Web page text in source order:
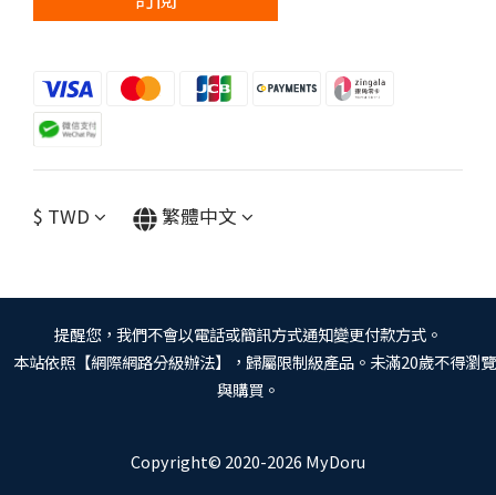
$ TWD 繁體中文
提醒您，我們不會以電話或簡訊方式通知變更付款方式。
本站依照【網際網路分級辦法】，歸屬限制級產品。未滿20歲不得瀏覽
與購買。
Copyright© 2020-2026 MyDoru